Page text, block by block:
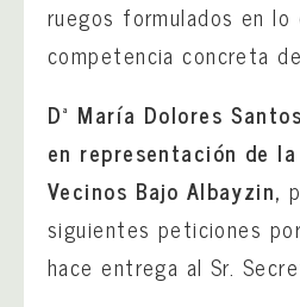
ruegos formulados en
competencia concreta
Dª María Dolores
en representación de
Vecinos Bajo Albayzin,
siguientes peticiones
hace entrega al Sr.